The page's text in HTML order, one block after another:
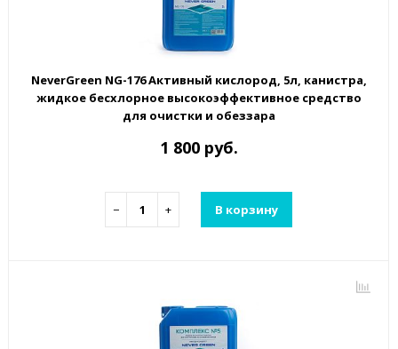
NeverGreen NG-176 Активный кислород, 5л, канистра,
жидкое бесхлорное высокоэффективное средство
для очистки и обеззара
1 800 руб.
− + В корзину